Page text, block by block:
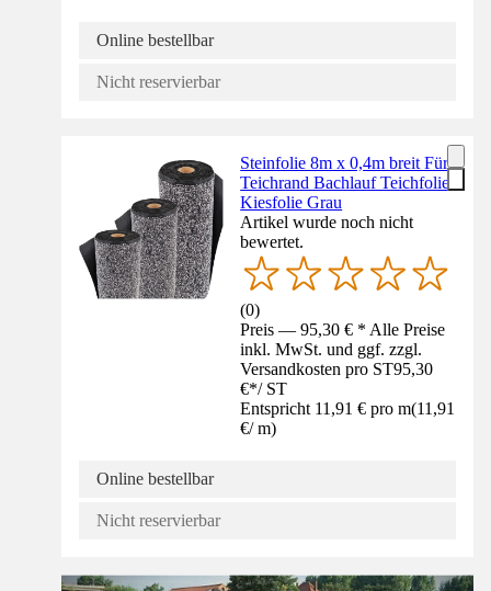
Online bestellbar
Nicht reservierbar
Steinfolie 8m x 0,4m breit Für
Teichrand Bachlauf Teichfolie
Kiesfolie Grau
Artikel wurde noch nicht
bewertet.
(0)
Preis — 95,30 € * Alle Preise
inkl. MwSt. und ggf. zzgl.
Versandkosten pro ST95,30
€*/ ST
Entspricht 11,91 € pro m(11,91
€/ m)
Online bestellbar
Nicht reservierbar